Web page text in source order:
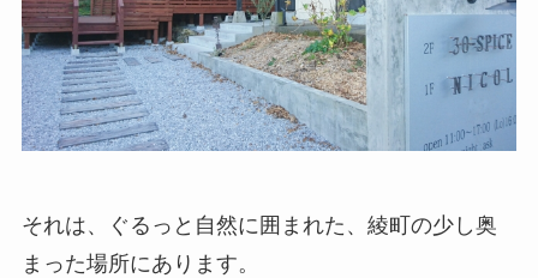
それは、ぐるっと自然に囲まれた、綾町の少し奥
まった場所にあります。